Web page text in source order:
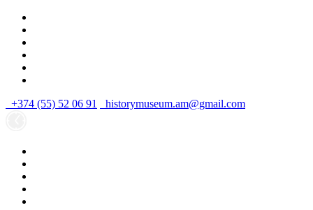
+374 (55) 52 06 91 historymuseum.am@gmail.com